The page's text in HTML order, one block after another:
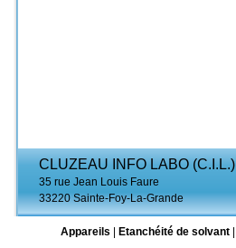
CLUZEAU INFO LABO (C.I.L.)
35 rue Jean Louis Faure
33220 Sainte-Foy-La-Grande
Appareils
Etanchéité de solvant